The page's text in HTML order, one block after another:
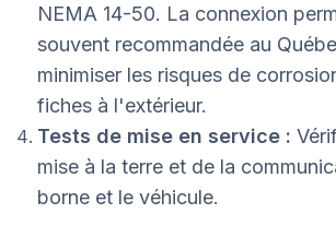
NEMA 14-50. La connexion
souvent recommandée au
minimiser les risques de
fiches à l'extérieur.
Tests de mise en service :
mise à la terre et de la
borne et le véhicule.